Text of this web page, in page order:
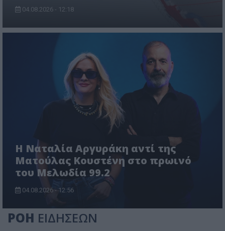
04.08.2026 - 12:18
Η Ναταλία Αργυράκη αντί της
Ματούλας Κουστένη στο πρωινό
του Μελωδία 99.2
04.08.2026 - 12:56
ΡΟΗ ΕΙΔΗΣΕΩΝ